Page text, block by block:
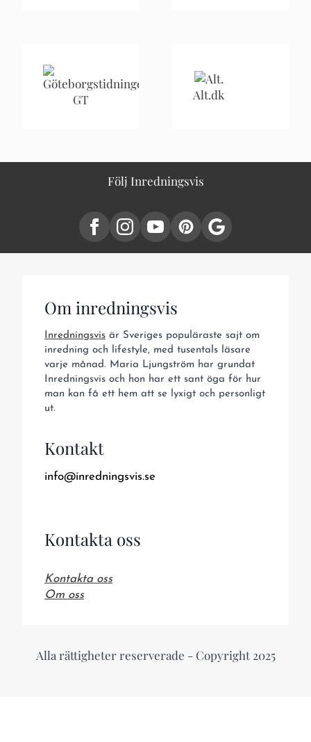
GT Alt.dk
Följ Inredningsvis
Om inredningsvis
Inredningsvis är Sveriges populäraste sajt om
inredning och lifestyle, med tusentals läsare
varje månad. Maria Ljungström har grundat
Inredningsvis och hon har ett sant öga för hur
man kan få ett hem att se lyxigt och personligt
ut.
Kontakt
info@inredningsvis.se
Kontakta oss
Kontakta oss
Om oss
Alla rättigheter reserverade - Copyright 2025